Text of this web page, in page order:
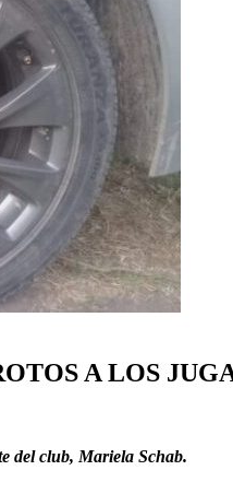
A LOS
del club, Mariela Schab.